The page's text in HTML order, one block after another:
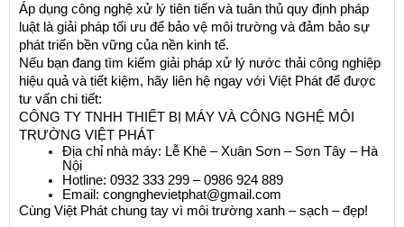
Áp dụng công nghệ xử lý tiên tiến và tuân thủ quy định pháp
luật là giải pháp tối ưu để bảo vệ môi trường và đảm bảo sự
phát triển bền vững của nền kinh tế.
Nếu bạn đang tìm kiếm giải pháp xử lý nước thải công nghiệp
hiệu quả và tiết kiệm, hãy liên hệ ngay với Việt Phát để được
tư vấn chi tiết:
CÔNG TY TNHH THIẾT BỊ MÁY VÀ CÔNG NGHỆ MÔI
TRƯỜNG VIỆT PHÁT
Địa chỉ nhà máy: Lễ Khê – Xuân Sơn – Sơn Tây – Hà
Nội
Hotline: 0932 333 299 – 0986 924 889
Email: congnghevietphat@gmail.com
Cùng Việt Phát chung tay vì môi trường xanh – sạch – đẹp!